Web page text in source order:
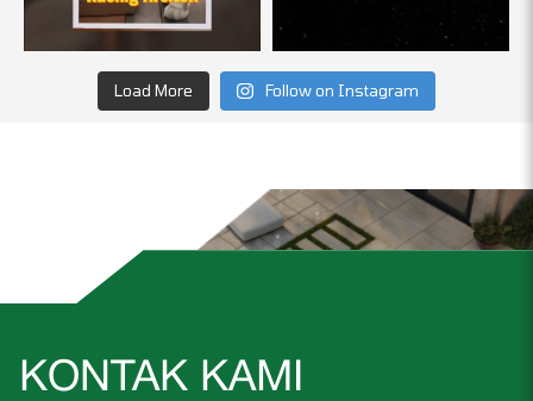
Load More Follow on Instagram
KONTAK KAMI